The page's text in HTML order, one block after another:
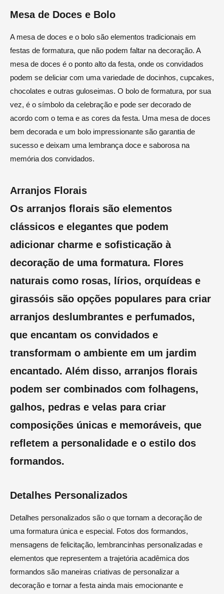
Mesa de Doces e Bolo
A mesa de doces e o bolo são elementos tradicionais em
festas de formatura, que não podem faltar na decoração. A
mesa de doces é o ponto alto da festa, onde os convidados
podem se deliciar com uma variedade de docinhos, cupcakes,
chocolates e outras guloseimas. O bolo de formatura, por sua
vez, é o símbolo da celebração e pode ser decorado de
acordo com o tema e as cores da festa. Uma mesa de doces
bem decorada e um bolo impressionante são garantia de
sucesso e deixam uma lembrança doce e saborosa na
memória dos convidados.
Arranjos Florais
Os arranjos florais são elementos
clássicos e elegantes que podem
adicionar charme e sofisticação à
decoração de uma formatura. Flores
naturais como rosas, lírios, orquídeas e
girassóis são opções populares para criar
arranjos deslumbrantes e perfumados,
que encantam os convidados e
transformam o ambiente em um jardim
encantado. Além disso, arranjos florais
podem ser combinados com folhagens,
galhos, pedras e velas para criar
composições únicas e memoráveis, que
refletem a personalidade e o estilo dos
formandos.
Detalhes Personalizados
Detalhes personalizados são o que tornam a decoração de
uma formatura única e especial. Fotos dos formandos,
mensagens de felicitação, lembrancinhas personalizadas e
elementos que representem a trajetória acadêmica dos
formandos são maneiras criativas de personalizar a
decoração e tornar a festa ainda mais emocionante e